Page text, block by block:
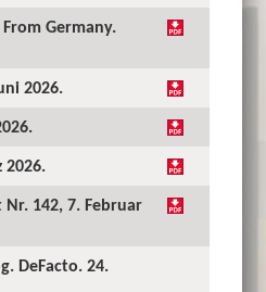
Germany.
2026.
2026.
142, 7. Februar
DeFacto. 24.